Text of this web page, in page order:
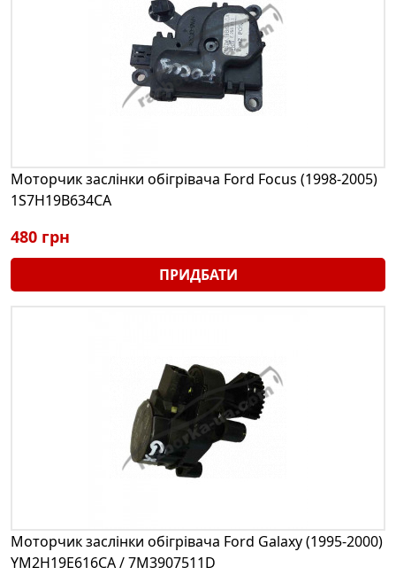
Моторчик заслінки обігрівача Ford Focus (1998-2005)
1S7H19B634CA
480 грн
ПРИДБАТИ
Моторчик заслінки обігрівача Ford Galaxy (1995-2000)
YM2H19E616CA / 7M3907511D